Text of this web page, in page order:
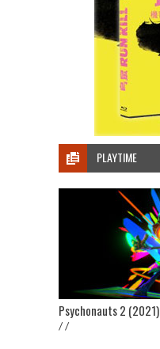
PLAYTIME
Psychonauts 2 (2021)
/ /